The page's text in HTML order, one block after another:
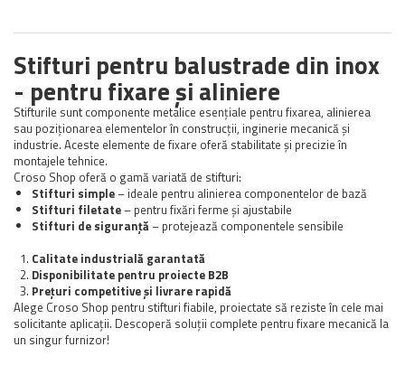
Stifturi pentru balustrade din inox
- pentru fixare și aliniere
Stifturile sunt componente metalice esențiale pentru fixarea, alinierea
sau poziționarea elementelor în construcții, inginerie mecanică și
industrie. Aceste elemente de fixare oferă stabilitate și precizie în
montajele tehnice.
Croso Shop oferă o gamă variată de stifturi:
Stifturi simple– ideale pentru alinierea componentelor de bază
Stifturi filetate– pentru fixări ferme și ajustabile
Stifturi de siguranță– protejează componentele sensibile
Calitate industrială garantată
Disponibilitate pentru proiecte B2B
Prețuri competitive și livrare rapidă
Alege Croso Shop pentru stifturi fiabile, proiectate să reziste în cele mai
solicitante aplicații. Descoperă soluții complete pentru fixare mecanică la
un singur furnizor!